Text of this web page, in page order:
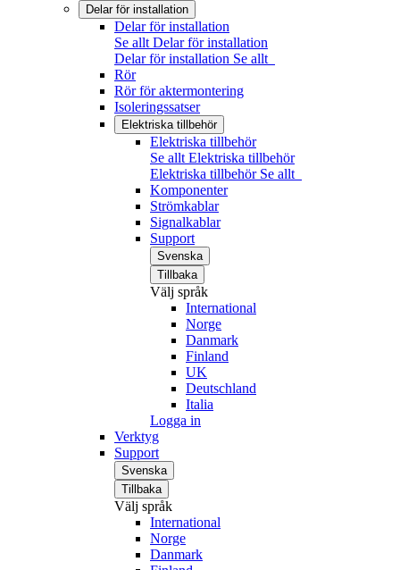
Delar för installation
Delar för installation
Se allt Delar för installation
Delar för installation Se allt
Rör
Rör för aktermontering
Isoleringssatser
Elektriska tillbehör
Elektriska tillbehör
Se allt Elektriska tillbehör
Elektriska tillbehör Se allt
Komponenter
Strömkablar
Signalkablar
Support
Svenska
Tillbaka
Välj språk
International
Norge
Danmark
Finland
UK
Deutschland
Italia
Logga in
Verktyg
Support
Svenska
Tillbaka
Välj språk
International
Norge
Danmark